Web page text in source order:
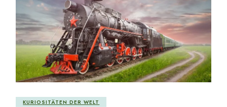
KURIOSITÄTEN DER WELT